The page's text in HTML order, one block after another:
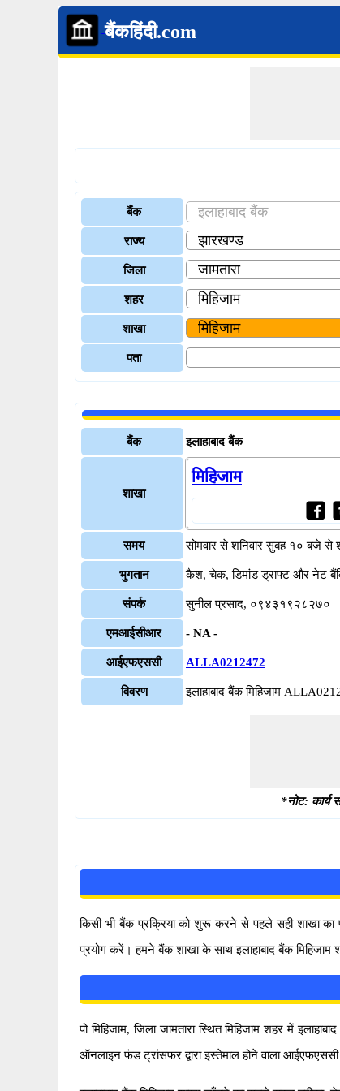
बैंकहिंदी.com
बैंक
राज्य
जिला
शहर
शाखा
पता
बैंक इलाहाबाद बैंक
शाखा
मिहिजाम
समय सोमवार से शनिवार सुबह १० बजे
भुगतान कैश, चेक, डिमांड ड्राफ्ट और नेट
संपर्क सुनील प्रसाद, ०९४३१९२८२७०
एमआईसीआर - NA -
आईएफएससी ALLA0212472
विवरण इलाहाबाद बैंक मिहिजाम
*नोट: कार्य
किसी भी बैंक प्रक्रिया को शुरू करने से पहले सही शाखा का
प्रयोग करें। हमने बैंक शाखा के साथ इलाहाबाद बैंक मिहिजाम
पो मिहिजाम, जिला जामतारा स्थित मिहिजाम शहर में
ऑनलाइन फंड ट्रांसफर द्वारा इस्तेमाल होने वाला